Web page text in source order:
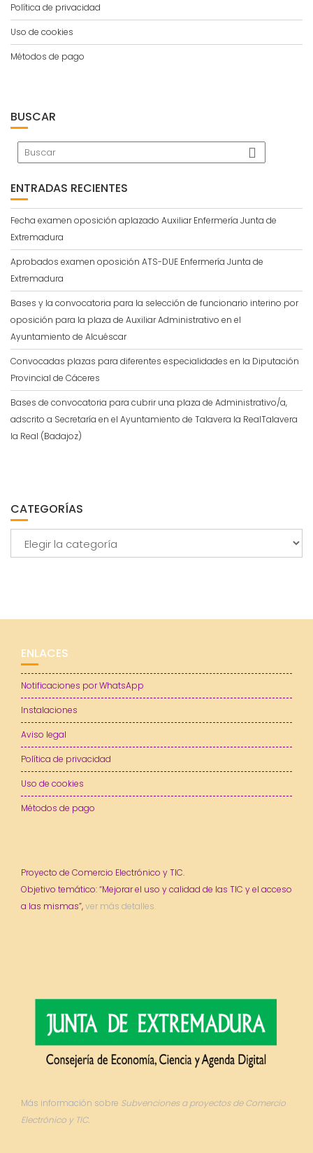
Política de privacidad
Uso de cookies
Métodos de pago
BUSCAR
ENTRADAS RECIENTES
Fecha examen oposición aplazado Auxiliar Enfermería Junta de
Extremadura
Aprobados examen oposición ATS-DUE Enfermería Junta de
Extremadura
Bases y la convocatoria para la selección de funcionario interino por
oposición para la plaza de Auxiliar Administrativo en el
Ayuntamiento de Alcuéscar
Convocadas plazas para diferentes especialidades en la Diputación
Provincial de Cáceres
Bases de convocatoria para cubrir una plaza de Administrativo/a,
adscrito a Secretaría en el Ayuntamiento de Talavera la RealTalavera
la Real (Badajoz)
CATEGORÍAS
ENLACES
Notificaciones por WhatsApp
Instalaciones
Aviso legal
Política de privacidad
Uso de cookies
Métodos de pago
Proyecto de Comercio Electrónico y TIC.
Objetivo temático: “Mejorar el uso y calidad de las TIC y el acceso
a las mismas”,ver más detalles.
Más información sobre Subvenciones a proyectos de Comercio
Electrónico y TIC.